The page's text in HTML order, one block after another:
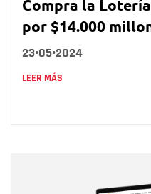
Compra la
por $14.000
23•05•2024
LEER MÁS